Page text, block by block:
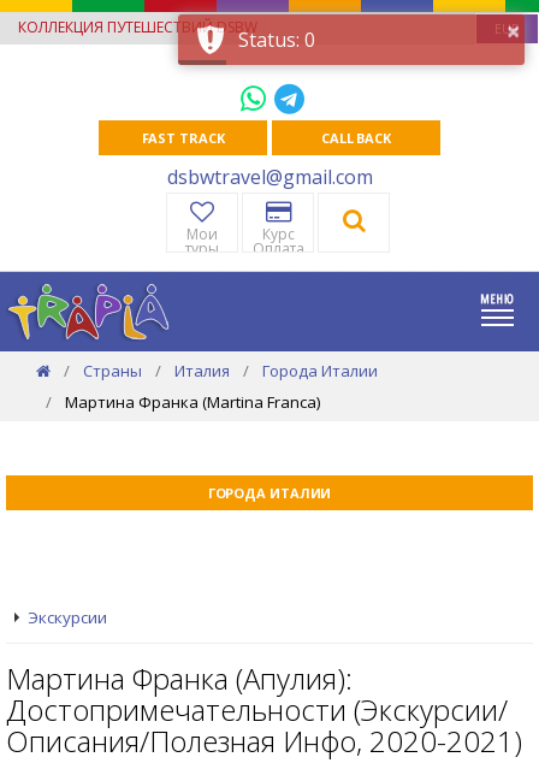
КОЛЛЕКЦИЯ ПУТЕШЕСТВИЙ DSBW EUR
FAST TRACK CALL BACK
dsbwtravel@gmail.com
Мои
туры
Курс
Оплата
Страны Италия
Города Италии
Мартина Франка (Martina Franca)
ГОРОДА ИТАЛИИ
Экскурсии
Мартина Франка (Апулия):
Достопримечательности (Экскурсии/
Описания/Полезная Инфо, 2020-2021)
×
Status: 0